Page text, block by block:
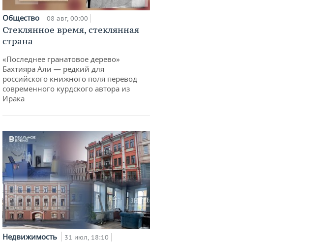
Общество 08 авг, 00:00
Стеклянное время, стеклянная
страна
«Последнее гранатовое дерево»
Бахтияра Али — редкий для
российского книжного поля перевод
современного курдского автора из
Ирака
Недвижимость 31 июл, 18:10